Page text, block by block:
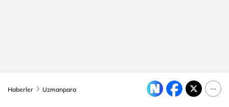
Haberler Uzmanpara